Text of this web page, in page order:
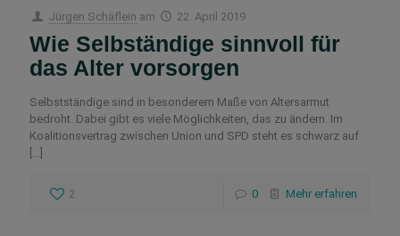
Jürgen Schäflein am 22. April 2019
Wie Selbständige sinnvoll für
das Alter vorsorgen
Selbstständige sind in besonderem Maße von Altersarmut
bedroht. Dabei gibt es viele Möglichkeiten, das zu ändern. Im
Koalitionsvertrag zwischen Union und SPD steht es schwarz auf
[…]
2 0 Mehr erfahren